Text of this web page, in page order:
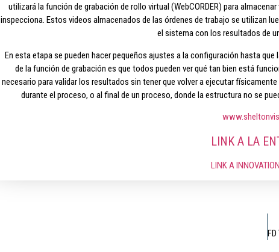
utilizará la función de grabación de rollo virtual (WebCORDER) para
inspecciona. Estos videos almacenados de las órdenes de trabajo se utilizan
el sistema con los resultados de
En esta etapa se pueden hacer pequeños ajustes a la configuración hasta
de la función de grabación es que todos pueden ver qué tan bien está
necesario para validar los resultados sin tener que volver a ejecutar
durante el proceso, o al final de un proceso, donde la estructura no se
LINK A LA
LINK A